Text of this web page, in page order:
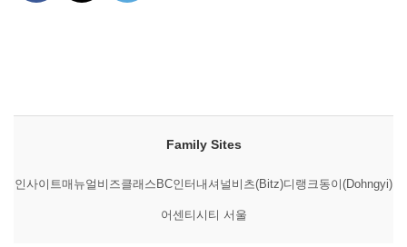
Family Sites
인사이트매뉴얼 비즈클래스 BC인터내셔널 비츠(Bitz)디랭크동이(Dohngyi)
어센티시티 서울